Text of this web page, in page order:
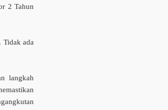
2 Tahun
Tidak ada
langkah